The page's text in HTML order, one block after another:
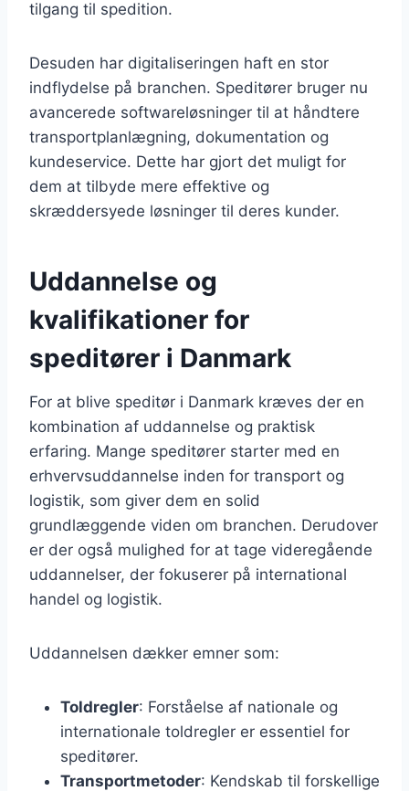
tilgang til spedition.
Desuden har digitaliseringen haft en stor
indflydelse på branchen. Speditører bruger nu
avancerede softwareløsninger til at håndtere
transportplanlægning, dokumentation og
kundeservice. Dette har gjort det muligt for
dem at tilbyde mere effektive og
skræddersyede løsninger til deres kunder.
Uddannelse og
kvalifikationer for
speditører i Danmark
For at blive speditør i Danmark kræves der en
kombination af uddannelse og praktisk
erfaring. Mange speditører starter med en
erhvervsuddannelse inden for transport og
logistik, som giver dem en solid
grundlæggende viden om branchen. Derudover
er der også mulighed for at tage videregående
uddannelser, der fokuserer på international
handel og logistik.
Uddannelsen dækker emner som:
Toldregler: Forståelse af nationale og
internationale toldregler er essentiel for
speditører.
Transportmetoder: Kendskab til forskellige